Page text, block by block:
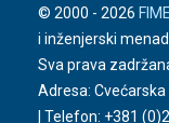
© 2000 - 2026
i inženjerski
Sva prava
Adresa: Cvećarska
| Telefon: +381